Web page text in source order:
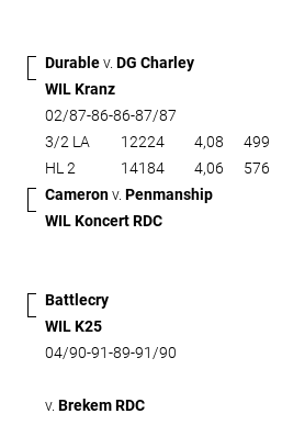
Durablev. DG Charley
WIL Kranz
02/87-86-86-87/87
3/2 LA
12224 4,08 499
HL 2
14184 4,06 576
Cameronv. Penmanship
WIL Koncert RDC
Battlecry
WIL K25
04/90-91-89-91/90
v. Brekem RDC